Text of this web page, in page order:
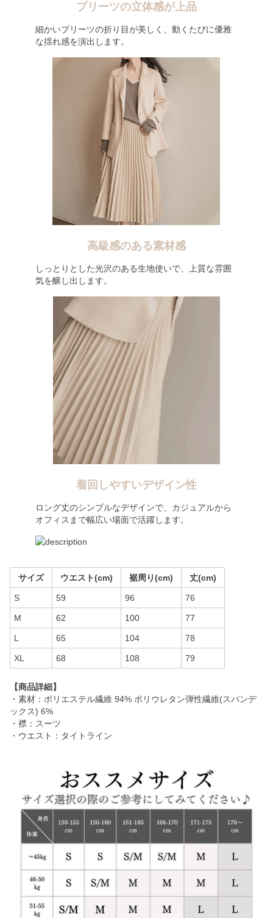
プリーツの立体感が上品
細かいプリーツの折り目が美しく、動くたびに優雅
な揺れ感を演出します。
高級感のある素材感
しっとりとした光沢のある生地使いで、上質な雰囲
気を醸し出します。
着回しやすいデザイン性
ロング丈のシンプルなデザインで、カジュアルから
オフィスまで幅広い場面で活躍します。
サイズ ウエスト(cm) 裾周り(cm) 丈(cm)
S 59 96 76
M 62 100 77
L 65 104 78
XL 68 108 79
【商品詳細】
・素材：ポリエステル繊維 94% ポリウレタン弾性繊維(スパンデ
ックス) 6%
・襟：スーツ
・ウエスト：タイトライン